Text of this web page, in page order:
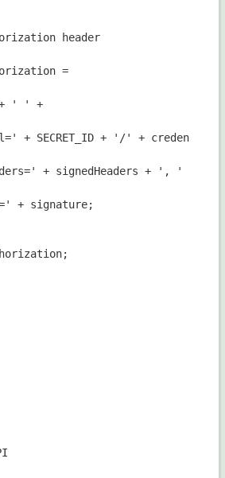
header
=
+ ' ' +
+ SECRET_ID + '/' +
+ signedHeaders + ', ' +
+ signature;